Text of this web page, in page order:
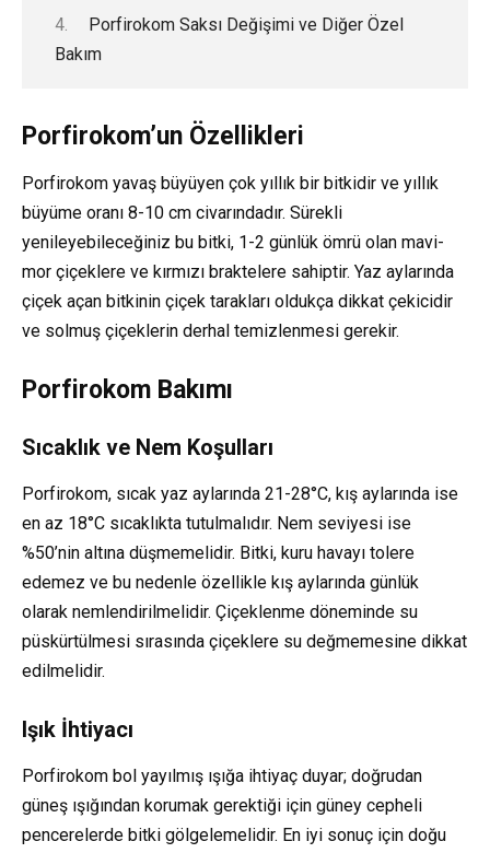
Porfirokom Saksı Değişimi ve Diğer Özel
Bakım
Porfirokom’un Özellikleri
Porfirokom yavaş büyüyen çok yıllık bir bitkidir ve yıllık
büyüme oranı 8-10 cm civarındadır. Sürekli
yenileyebileceğiniz bu bitki, 1-2 günlük ömrü olan mavi-
mor çiçeklere ve kırmızı braktelere sahiptir. Yaz aylarında
çiçek açan bitkinin çiçek tarakları oldukça dikkat çekicidir
ve solmuş çiçeklerin derhal temizlenmesi gerekir.
Porfirokom Bakımı
Sıcaklık ve Nem Koşulları
Porfirokom, sıcak yaz aylarında 21-28°C, kış aylarında ise
en az 18°C sıcaklıkta tutulmalıdır. Nem seviyesi ise
%50’nin altına düşmemelidir. Bitki, kuru havayı tolere
edemez ve bu nedenle özellikle kış aylarında günlük
olarak nemlendirilmelidir. Çiçeklenme döneminde su
püskürtülmesi sırasında çiçeklere su değmemesine dikkat
edilmelidir.
Işık İhtiyacı
Porfirokom bol yayılmış ışığa ihtiyaç duyar; doğrudan
güneş ışığından korumak gerektiği için güney cepheli
pencerelerde bitki gölgelemelidir. En iyi sonuç için doğu